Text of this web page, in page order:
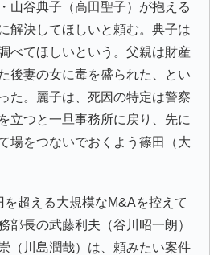
山谷典子（高田聖子）が抱える
解決してほしいと頼む。典子は
べてほしいという。父親は財産
後妻の女に毒を盛られた、とい
た。麗子は、死因の特定は警察
立つと一旦事務所に戻り、先に
場をつないでおくよう篠田（大
を超える大規模なM&Aを控えて
部長の武藤利夫（谷川昭一朗）
（川島潤哉）は、頼みたい案件